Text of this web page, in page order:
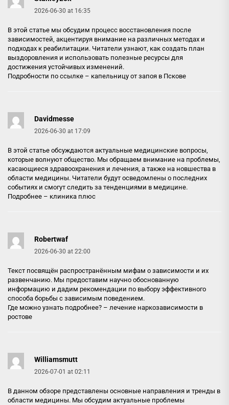
2026-06-30 at 16:35
В этой статье мы обсудим процесс восстановления после
зависимостей, акцентируя внимание на различных методах и
подходах к реабилитации. Читатели узнают, как создать план
выздоровления и использовать полезные ресурсы для
достижения устойчивых изменений.
Подробности по ссылке – капельницу от запоя в Пскове
Davidmesse
2026-06-30 at 17:09
В этой статье обсуждаются актуальные медицинские вопросы,
которые волнуют общество. Мы обращаем внимание на проблемы,
касающиеся здравоохранения и лечения, а также на новшества в
области медицины. Читатели будут осведомлены о последних
событиях и смогут следить за тенденциями в медицине.
Подробнее – клиника плюс
Robertwaf
2026-06-30 at 22:00
Текст посвящён распространённым мифам о зависимости и их
развенчанию. Мы предоставим научно обоснованную
информацию и дадим рекомендации по выбору эффективного
способа борьбы с зависимым поведением.
Где можно узнать подробнее? – лечение наркозависимости в
ростове
Williamsmutt
2026-07-01 at 02:11
В данном обзоре представлены основные направления и тренды в
области медицины. Мы обсудим актуальные проблемы